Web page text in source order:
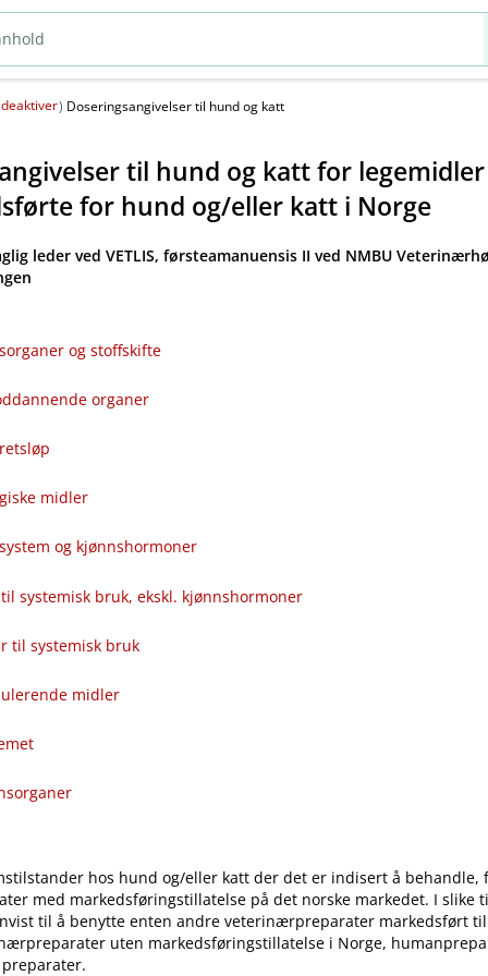
deaktiver) Doseringsangivelser til hund og katt
til hund og katt for
for hund og​/​eller katt i Norge
leder ved VETLIS, førsteamanuensis II ved NMBU
og stoffskifte
organer
midler
og kjønnshormoner
systemisk bruk, ekskl. kjønnshormoner
til systemisk bruk
midler
hos hund og​/​eller katt der det er indisert å behandle,
med markedsføringstillatelse på det norske markedet. I slike
til å benytte enten andre veterinærpreparater markedsført
uten markedsføringstillatelse i Norge,